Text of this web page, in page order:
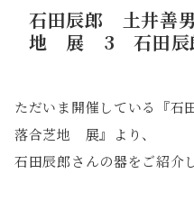
石田辰郎 土井善
地 展 3 石田辰
ただいま開催している『
落合芝地 展』より、
石田辰郎さんの器をご紹介